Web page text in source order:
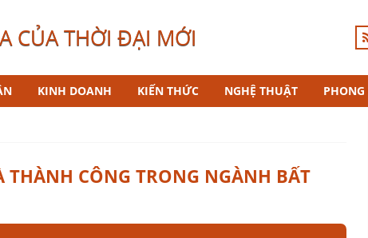
CỦA THỜI ĐẠI MỚI
KINH DOANH KIẾN THỨC NGHỆ THUẬT PHONG
THÀNH CÔNG TRONG NGÀNH BẤT